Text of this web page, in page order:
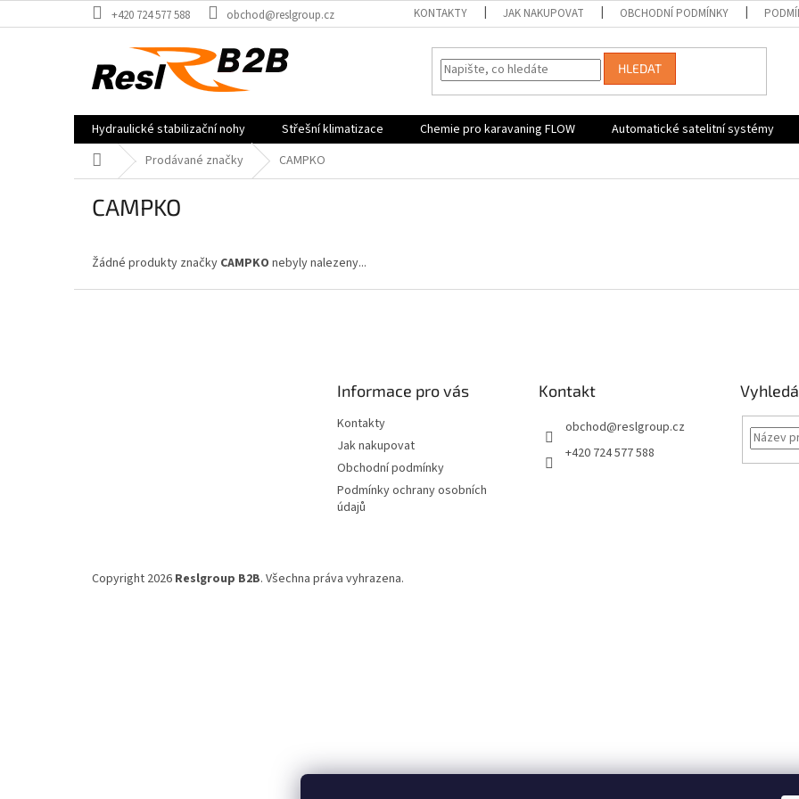
na
+420 724 577 588 obchod@reslgroup.cz KONTAKTY JAK NAKUPOVAT OBCHODNÍ PODMÍNKY
HLEDAT
Hydraulické stabilizační nohy Střešní klimatizace Chemie pro karavaning FLOW Automatické satelitní systémy
Domů Prodávané značky CAMPKO
CAMPKO
Žádné produkty značky CAMPKO nebyly nalezeny...
Informace pro vás
Kontakty
Jak nakupovat
Obchodní podmínky
Podmínky ochrany osobních
údajů
Kontakt
obchod@reslgroup.cz
+420 724 577 588
Copyright 2026 Reslgroup B2B. Všechna práva vyhrazena.